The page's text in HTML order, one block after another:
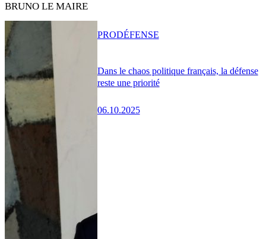
BRUNO LE MAIRE
Dans le chaos politique français, la défense
reste une priorité
06.10.2025
PRODÉFENSE